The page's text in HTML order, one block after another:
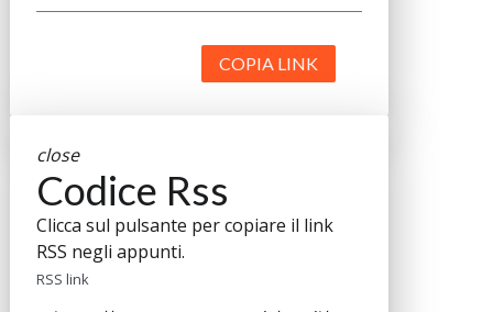
COPIA LINK
close
Codice Rss
Clicca sul pulsante per copiare il link
RSS negli appunti.
RSS link